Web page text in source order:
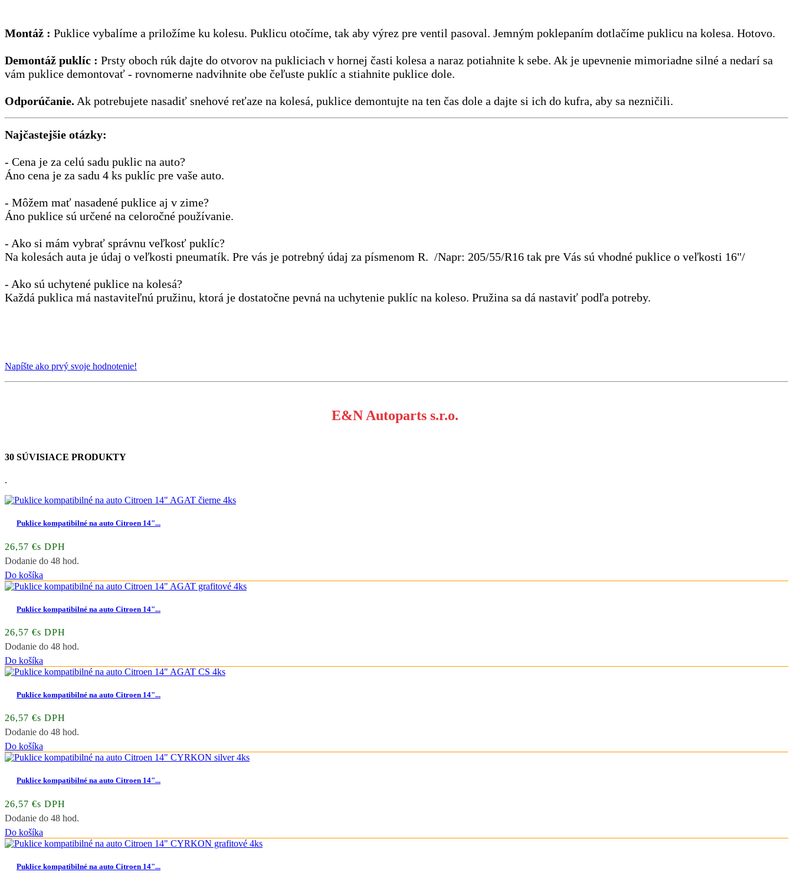
Montáž : Puklice vybalíme a priložíme ku kolesu. Puklicu otočíme, tak aby výrez pre ventil pasoval. Jemným poklepaním dotlačíme puklicu na kolesa. Hotovo.
Demontáž puklíc : Prsty oboch rúk dajte do otvorov na pukliciach v hornej časti kolesa a naraz potiahnite k sebe. Ak je upevnenie mimoriadne silné a nedarí sa
vám puklice demontovať - rovnomerne nadvihnite obe čeľuste puklíc a stiahnite puklice dole.
Odporúčanie. Ak potrebujete nasadiť snehové reťaze na kolesá, puklice demontujte na ten čas dole a dajte si ich do kufra, aby sa nezničili.
Najčastejšie otázky:
- Cena je za celú sadu puklic na auto?
Áno cena je za sadu 4 ks puklíc pre vaše auto.
- Môžem mať nasadené puklice aj v zime?
Áno puklice sú určené na celoročné používanie.
- Ako si mám vybrať správnu veľkosť puklíc?
Na kolesách auta je údaj o veľkosti pneumatík. Pre vás je potrebný údaj za písmenom R. /Napr: 205/55/R16 tak pre Vás sú vhodné puklice o veľkosti 16"/
- Ako sú uchytené puklice na kolesá?
Každá puklica má nastaviteľnú pružinu, ktorá je dostatočne pevná na uchytenie puklíc na koleso. Pružina sa dá nastaviť podľa potreby.
Napíšte ako prvý svoje hodnotenie!
E&N Autoparts s.r.o.
30 SÚVISIACE PRODUKTY
.
Puklice kompatibilné na auto Citroen 14"...
26,57 €s DPH
Dodanie do 48 hod.
Do košíka
Puklice kompatibilné na auto Citroen 14"...
26,57 €s DPH
Dodanie do 48 hod.
Do košíka
Puklice kompatibilné na auto Citroen 14"...
26,57 €s DPH
Dodanie do 48 hod.
Do košíka
Puklice kompatibilné na auto Citroen 14"...
26,57 €s DPH
Dodanie do 48 hod.
Do košíka
Puklice kompatibilné na auto Citroen 14"...